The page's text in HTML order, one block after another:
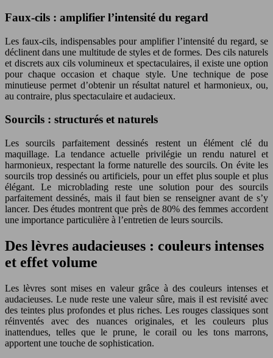
Faux-cils : amplifier l’intensité du regard
Les faux-cils, indispensables pour amplifier l’intensité du regard, se
déclinent dans une multitude de styles et de formes. Des cils naturels
et discrets aux cils volumineux et spectaculaires, il existe une option
pour chaque occasion et chaque style. Une technique de pose
minutieuse permet d’obtenir un résultat naturel et harmonieux, ou,
au contraire, plus spectaculaire et audacieux.
Sourcils : structurés et naturels
Les sourcils parfaitement dessinés restent un élément clé du
maquillage. La tendance actuelle privilégie un rendu naturel et
harmonieux, respectant la forme naturelle des sourcils. On évite les
sourcils trop dessinés ou artificiels, pour un effet plus souple et plus
élégant. Le microblading reste une solution pour des sourcils
parfaitement dessinés, mais il faut bien se renseigner avant de s’y
lancer. Des études montrent que près de 80% des femmes accordent
une importance particulière à l’entretien de leurs sourcils.
Des lèvres audacieuses : couleurs intenses
et effet volume
Les lèvres sont mises en valeur grâce à des couleurs intenses et
audacieuses. Le nude reste une valeur sûre, mais il est revisité avec
des teintes plus profondes et plus riches. Les rouges classiques sont
réinventés avec des nuances originales, et les couleurs plus
inattendues, telles que le prune, le corail ou les tons marrons,
apportent une touche de sophistication.